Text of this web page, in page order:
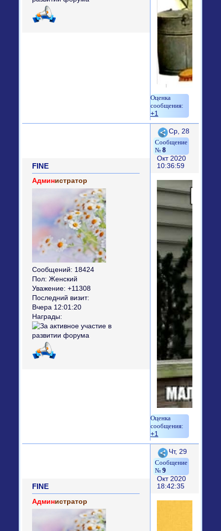
+1
Поделиться
8
Ср, 28
Окт 2020
10:36:59
FINE
Администратор
Сообщений: 18424
Пол: Женский
Уважение: +11308
Последний визит:
Вчера 12:01:20
Награды:
+1
Поделиться
9
Чт, 29
Окт 2020
18:42:35
FINE
Администратор